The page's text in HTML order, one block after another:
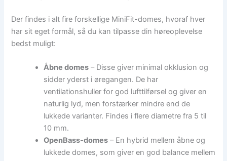
Der findes i alt fire forskellige MiniFit-domes, hvoraf hver
har sit eget formål, så du kan tilpasse din høreoplevelse
bedst muligt:
Åbne domes – Disse giver minimal okklusion og
sidder yderst i øregangen. De har
ventilationshuller for god lufttilførsel og giver en
naturlig lyd, men forstærker mindre end de
lukkede varianter. Findes i flere diametre fra 5 til
10 mm.
OpenBass-domes – En hybrid mellem åbne og
lukkede domes, som giver en god balance mellem